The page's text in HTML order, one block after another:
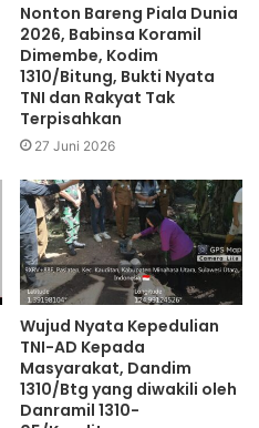
Nonton Bareng Piala Dunia
2026, Babinsa Koramil
Dimembe, Kodim
1310/Bitung, Bukti Nyata
TNI dan Rakyat Tak
Terpisahkan
27 Juni 2026
Wujud Nyata Kepedulian
TNI-AD Kepada
Masyarakat, Dandim
1310/Btg yang diwakili oleh
Danramil 1310-